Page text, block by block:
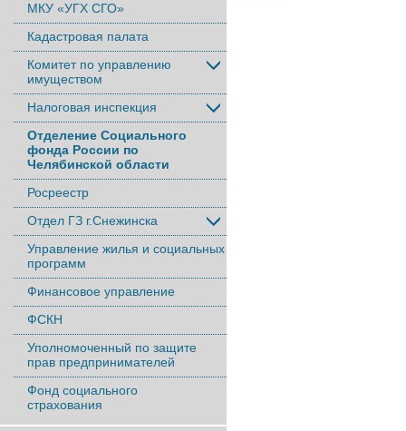
МКУ «УГХ СГО»
Кадастровая палата
Комитет по управлению
имуществом
Налоговая инспекция
Отделение Социального
фонда России по
Челябинской области
Росреестр
Отдел ГЗ г.Снежинска
Управление жилья и социальных
программ
Финансовое управление
ФСКН
Уполномоченный по защите
прав предпринимателей
Фонд социального
страхования